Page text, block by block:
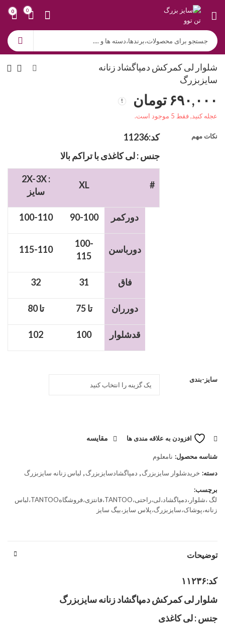
0
0
شلوار لی کمرکش دمپاگشاد زنانه
سایزبزرگ
۶۹۰,۰۰۰ تومان
عجله کنید, فقط 5 موجود است.
نکات مهم
کد:11236
جنس : لی کاغذی با تراکم بالا
2X-3X :
سایز
XL #
100-110 90-100 دورکمر
115-110
100-
115
دورباسن
32 31 فاق
تا 80 تا 75 دورران
102 100 قدشلوار
سایز-بندی
افزودن به علاقه مندی ها مقایسه
شناسه محصول: نامعلوم
دسته: خریدشلوار سایزبزرگ, دمپاگشادسایزبزرگ, لباس زنانه سایزبزرگ
برچسب:
لگ ،شلوار،دمپاگشاد،لی،راحتی،TANTOO،فانتزی،فروشگاهTANTOO،لباس
زنانه،پوشاک،سایزبزرگ،پلاس سایز،بیگ سایز
توضیحات
کد:۱۱۲۳۶
شلوار لی کمرکش دمپاگشاد زنانه سایزبزرگ
جنس : لی کاغذی